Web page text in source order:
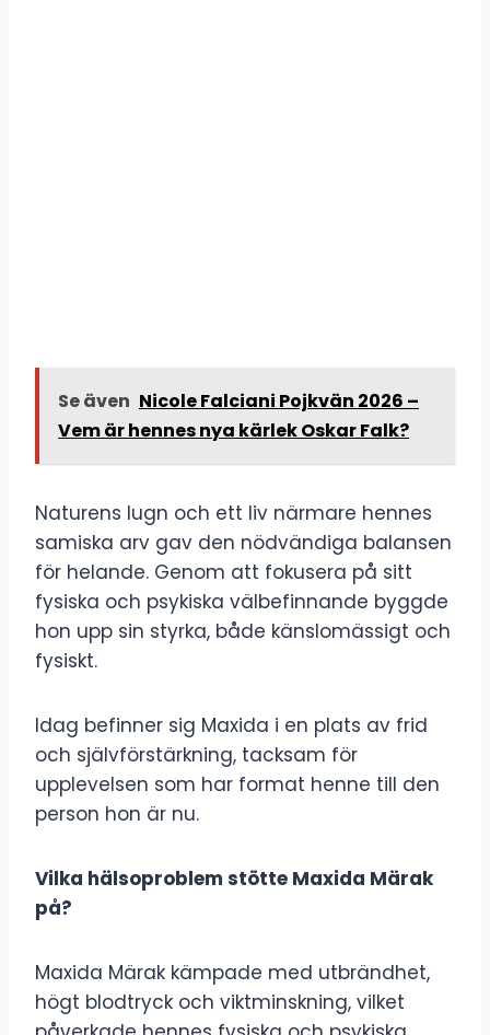
Se även Nicole Falciani Pojkvän 2026 –
Vem är hennes nya kärlek Oskar Falk?
Naturens lugn och ett liv närmare hennes
samiska arv gav den nödvändiga balansen
för helande. Genom att fokusera på sitt
fysiska och psykiska välbefinnande byggde
hon upp sin styrka, både känslomässigt och
fysiskt.
Idag befinner sig Maxida i en plats av frid
och självförstärkning, tacksam för
upplevelsen som har format henne till den
person hon är nu.
Vilka hälsoproblem stötte Maxida Märak
på?
Maxida Märak kämpade med utbrändhet,
högt blodtryck och viktminskning, vilket